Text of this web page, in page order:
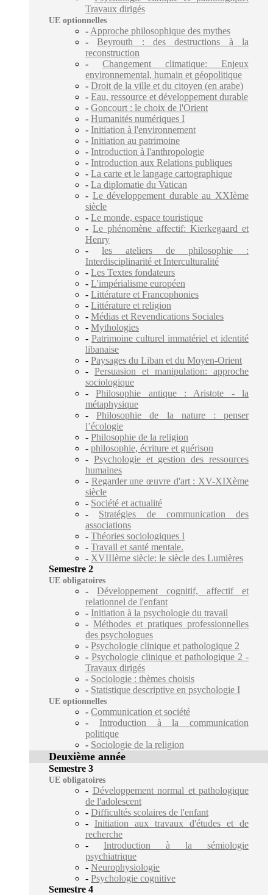
Travaux dirigés
UE optionnelles
- Approche philosophique des mythes
-Beyrouth : des destructions à la
reconstruction
- Changement climatique: Enjeux
environnemental, humain et géopolitique
- Droit de la ville et du citoyen (en arabe)
- Eau, ressource et développement durable
- Goncourt : le choix de l'Orient
- Humanités numériques I
- Initiation à l'environnement
- Initiation au patrimoine
- Introduction à l'anthropologie
- Introduction aux Relations publiques
- La carte et le langage cartographique
- La diplomatie du Vatican
- Le développement durable au XXIème
siècle
- Le monde, espace touristique
-Le phénomène affectif: Kierkegaard et
Henry
- les ateliers de philosophie :
Interdisciplinarité et Interculturalité
- Les Textes fondateurs
- L'impérialisme européen
- Littérature et Francophonies
- Littérature et religion
- Médias et Revendications Sociales
- Mythologies
- Patrimoine culturel immatériel et identité
libanaise
- Paysages du Liban et du Moyen-Orient
- Persuasion et manipulation: approche
sociologique
-Philosophie antique : Aristote - la
métaphysique
-Philosophie de la nature : penser
l’écologie
- Philosophie de la religion
- philosophie, écriture et guérison
- Psychologie et gestion des ressources
humaines
- Regarder une œuvre d'art : XV-XIXème
siècle
- Société et actualité
- Stratégies de communication des
associations
- Théories sociologiques I
- Travail et santé mentale.
- XVIIIème siècle: le siècle des Lumières
Semestre 2
UE obligatoires
- Développement cognitif, affectif et
relationnel de l'enfant
- Initiation à la psychologie du travail
- Méthodes et pratiques professionnelles
des psychologues
- Psychologie clinique et pathologique 2
- Psychologie clinique et pathologique 2 -
Travaux dirigés
- Sociologie : thèmes choisis
- Statistique descriptive en psychologie I
UE optionnelles
- Communication et société
- Introduction à la communication
politique
- Sociologie de la religion
Deuxième année
Semestre 3
UE obligatoires
- Développement normal et pathologique
de l'adolescent
- Difficultés scolaires de l'enfant
- Initiation aux travaux d'études et de
recherche
- Introduction à la sémiologie
psychiatrique
- Neurophysiologie
- Psychologie cognitive
Semestre 4